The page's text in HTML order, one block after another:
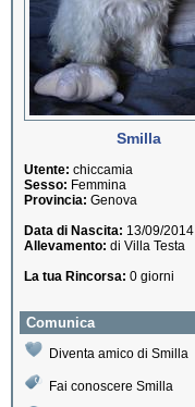
Smilla
Utente: chiccamia
Sesso: Femmina
Provincia: Genova
Data di Nascita: 13/09/2014
Allevamento: di Villa Testa
La tua Rincorsa: 0 giorni
Comunica
Diventa amico di Smilla
Fai conoscere Smilla